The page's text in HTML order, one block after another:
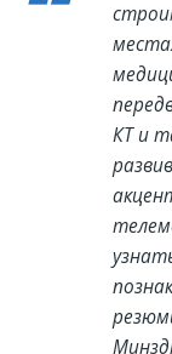
КТ и